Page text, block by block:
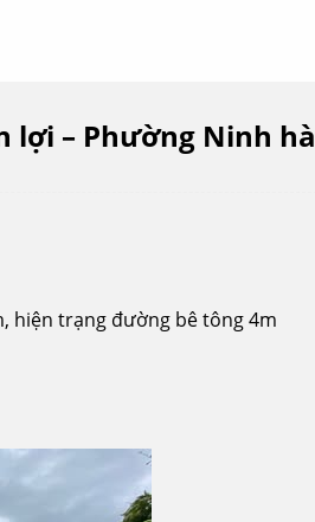
lợi – Phường Ninh hà
hiện trạng đường bê tông 4m